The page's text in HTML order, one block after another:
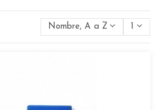
Nombre, A a Z 1